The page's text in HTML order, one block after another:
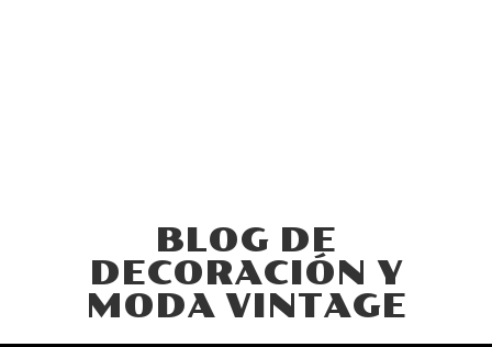
BLOG DE
DECORACIÓN Y
MODA VINTAGE